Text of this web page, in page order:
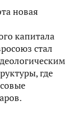
новая
капитала
стал
где